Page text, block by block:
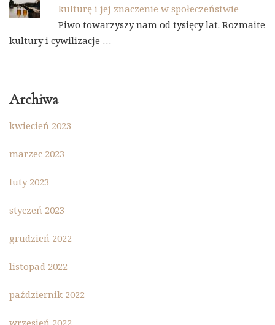
kulturę i jej znaczenie w społeczeństwie
Piwo towarzyszy nam od tysięcy lat. Rozmaite
kultury i cywilizacje …
Archiwa
kwiecień 2023
marzec 2023
luty 2023
styczeń 2023
grudzień 2022
listopad 2022
październik 2022